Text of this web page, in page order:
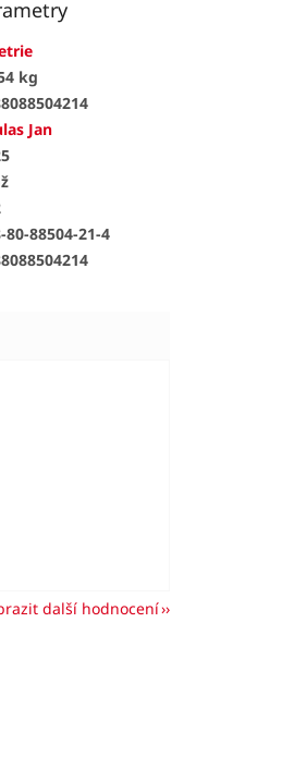
kg
Jan
80-88504-21-4
hvězdiček.
hvězdiček.
další hodnocení